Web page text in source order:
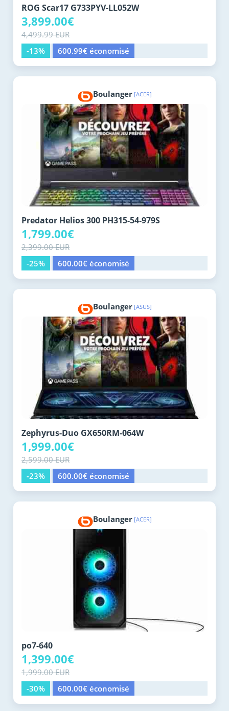
ROG Scar17 G733PYV-LL052W
3,899.00€
4,499.99 EUR
-13%
600.99€ économisé
Boulanger [ACER]
Predator Helios 300 PH315-54-979S
1,799.00€
2,399.00 EUR
-25%
600.00€ économisé
Boulanger [ASUS]
Zephyrus-Duo GX650RM-064W
1,999.00€
2,599.00 EUR
-23%
600.00€ économisé
Boulanger [ACER]
po7-640
1,399.00€
1,999.00 EUR
-30%
600.00€ économisé